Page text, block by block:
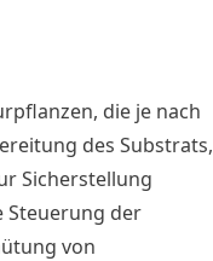
die je nach
des Substrats,
Sicherstellung
Steuerung der
von